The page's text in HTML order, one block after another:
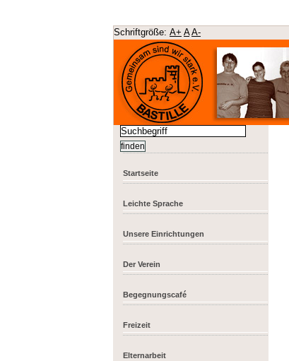
Schriftgröße: A+ A A-
Startseite
Leichte Sprache
Unsere Einrichtungen
Der Verein
Begegnungscafé
Freizeit
Elternarbeit